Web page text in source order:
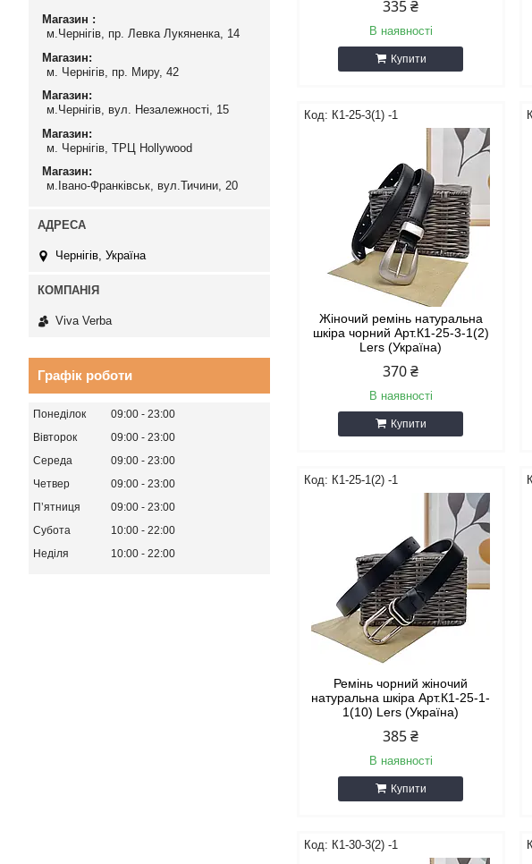
335 ₴
В наявності
Купити
К1-25-3(1) -1
Жіночий ремінь натуральна
шкіра чорний Арт.К1-25-3-1(2)
Lers (Україна)
370 ₴
В наявності
Купити
К1-25-1(2) -1
Ремінь чорний жіночий
натуральна шкіра Арт.К1-25-1-
1(10) Lers (Україна)
385 ₴
В наявності
Купити
К1-30-3(2) -1
Магазин
м.Чернігів, пр. Левка Лукяненка, 14
Магазин
м. Чернігів, пр. Миру, 42
Магазин
м.Чернігів, вул. Незалежності, 15
Магазин
м. Чернігів, ТРЦ Hollywood
Магазин
м.Івано-Франківськ, вул.Тичини, 20
Чернігів, Україна
Viva Verba
Графік роботи
Понеділок 09:00
23:00
Вівторок
09:00
23:00
Середа
09:00
23:00
Четвер
09:00
23:00
Пʼятниця
09:00
23:00
Субота
10:00
22:00
Неділя
10:00 22:00